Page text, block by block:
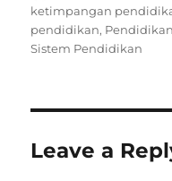
on
ketimpangan
pendidikan,
Sistem Pendidikan
Leave a